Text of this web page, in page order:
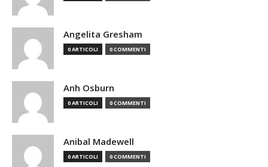
Angelita Gresham
0 ARTICOLI 0 COMMENTI
Anh Osburn
0 ARTICOLI 0 COMMENTI
Anibal Madewell
0 ARTICOLI 0 COMMENTI